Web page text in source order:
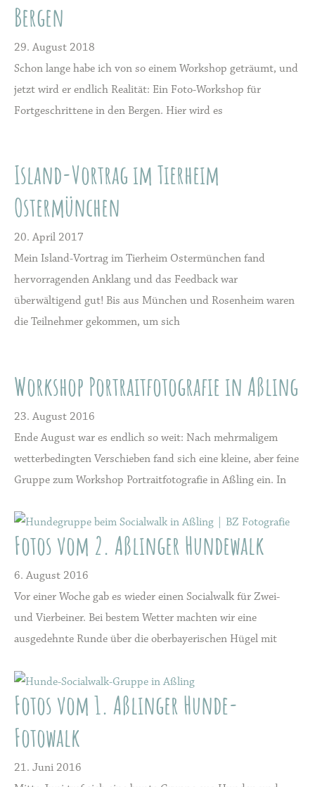
Bergen
29. August 2018
Schon lange habe ich von so einem Workshop geträumt, und
jetzt wird er endlich Realität: Ein Foto-Workshop für
Fortgeschrittene in den Bergen. Hier wird es
Island-Vortrag im Tierheim
Ostermünchen
20. April 2017
Mein Island-Vortrag im Tierheim Ostermünchen fand
hervorragenden Anklang und das Feedback war
überwältigend gut! Bis aus München und Rosenheim waren
die Teilnehmer gekommen, um sich
Workshop Portraitfotografie in Aßling
23. August 2016
Ende August war es endlich so weit: Nach mehrmaligem
wetterbedingten Verschieben fand sich eine kleine, aber feine
Gruppe zum Workshop Portraitfotografie in Aßling ein. In
Fotos vom 2. Aßlinger Hundewalk
6. August 2016
Vor einer Woche gab es wieder einen Socialwalk für Zwei-
und Vierbeiner. Bei bestem Wetter machten wir eine
ausgedehnte Runde über die oberbayerischen Hügel mit
Fotos vom 1. Aßlinger Hunde-
Fotowalk
21. Juni 2016